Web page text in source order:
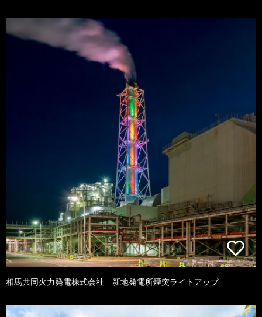
相馬共同火力発電株式会社 新地発電所煙突ライトアップ